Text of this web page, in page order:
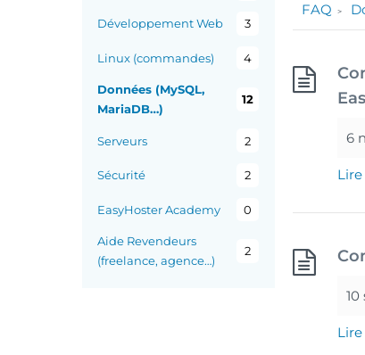
Développement Web 3
Linux (commandes) 4
Données (MySQL,
MariaDB…)
12
Serveurs 2
Sécurité 2
EasyHoster Academy 0
Aide Revendeurs
(freelance, agence…)
2
FAQ
6